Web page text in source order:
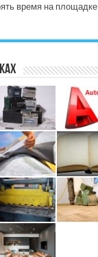
время на площадке